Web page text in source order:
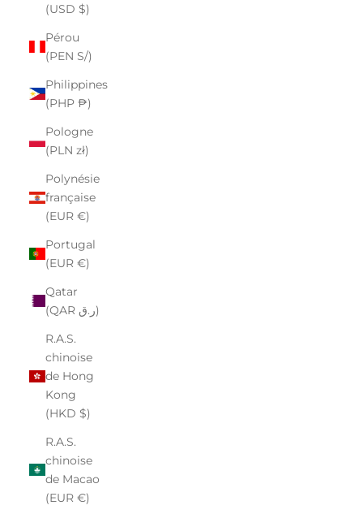
(USD $)
Pérou
(PEN S/)
Philippines
(PHP ₱)
Pologne
(PLN zł)
Polynésie
française
(EUR €)
Portugal
(EUR €)
Qatar
(QAR ر.ق)
R.A.S.
chinoise
de Hong
Kong
(HKD $)
R.A.S.
chinoise
de Macao
(EUR €)